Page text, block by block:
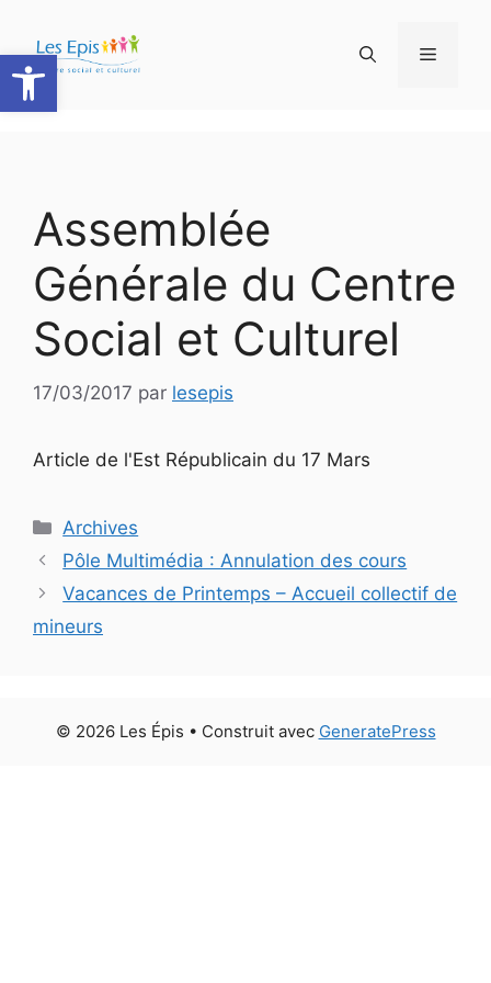
Ouvrir la barre d’outils
contenu
Menu
Assemblée
Générale du Centre
Social et Culturel
17/03/2017 par lesepis
Article de l'Est Républicain du 17 Mars
Catégories
Archives
Pôle Multimédia : Annulation des cours
Vacances de Printemps – Accueil collectif de
mineurs
© 2026 Les Épis • Construit avec GeneratePress